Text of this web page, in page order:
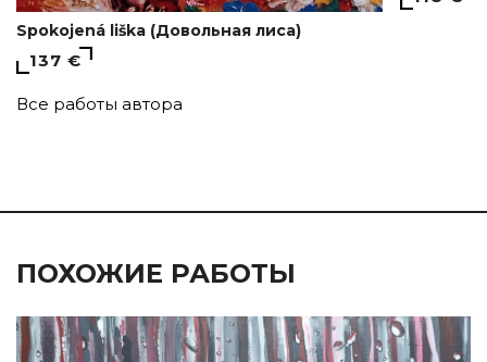
Spokojená liška (Довольная лиса)
137 €
Все работы автора
ПОХОЖИЕ РАБОТЫ